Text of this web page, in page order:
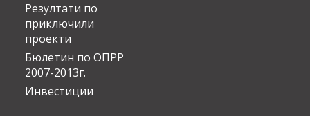
Резултати по
приключили
проекти
Бюлетин по ОПРР
2007-2013г.
Инвестиции